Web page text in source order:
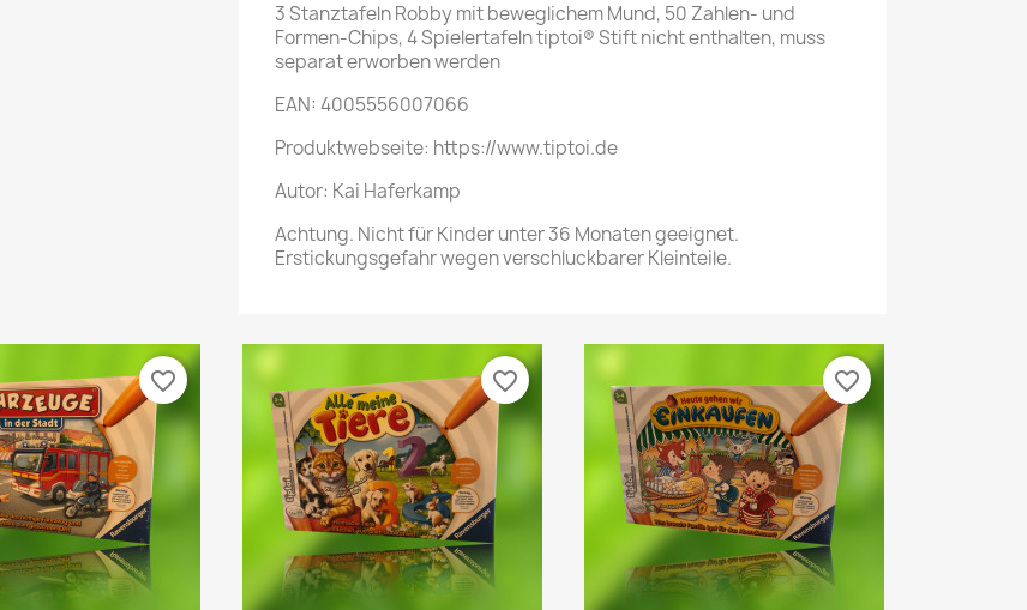
3 Stanztafeln Robby mit beweglichem Mund, 50 Zahlen- und
Formen-Chips, 4 Spielertafeln tiptoi® Stift nicht enthalten, muss
separat erworben werden
EAN: 4005556007066
Produktwebseite: https://www.tiptoi.de
Autor: Kai Haferkamp
Achtung. Nicht für Kinder unter 36 Monaten geeignet.
Erstickungsgefahr wegen verschluckbarer Kleinteile.
favorite_border favorite_border favorite_border